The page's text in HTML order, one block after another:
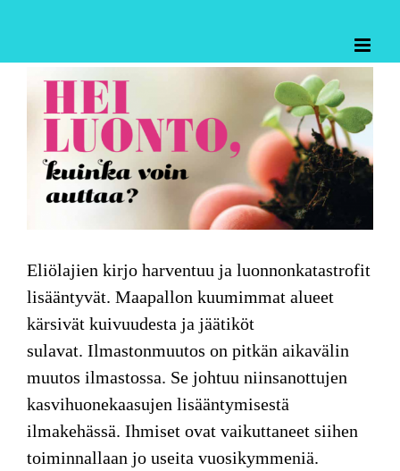
content
Katso
Eliölajien kirjo harventuu ja luonnonkatastrofit
lisääntyvät. Maapallon kuumimmat alueet
kärsivät kuivuudesta ja jäätiköt
sulavat. Ilmastonmuutos on pitkän aikavälin
muutos ilmastossa. Se johtuu niinsanottujen
kasvihuonekaasujen lisääntymisestä
ilmakehässä. Ihmiset ovat vaikuttaneet siihen
toiminnallaan jo useita vuosikymmeniä.